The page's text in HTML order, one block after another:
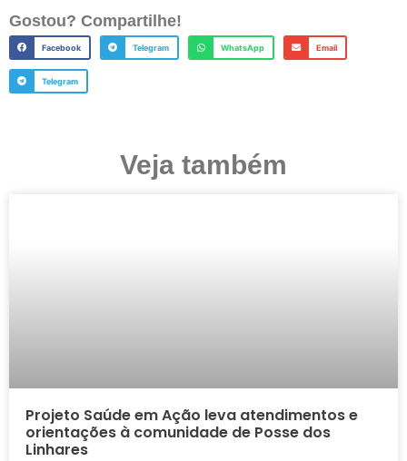
Gostou? Compartilhe!
Facebook Telegram WhatsApp Email
Telegram
Veja também
Projeto Saúde em Ação leva atendimentos e
orientações à comunidade de Posse dos
Linhares